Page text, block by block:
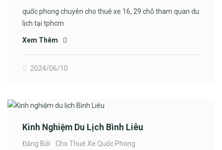
quốc phong chuyên cho thuê xe 16, 29 chỗ tham quan du
lịch tại tphcm
Xem Thêm
2024/06/10
Kinh Nghiệm Du Lịch Bình Liêu
Đăng Bởi Cho Thuê Xe Quốc Phong